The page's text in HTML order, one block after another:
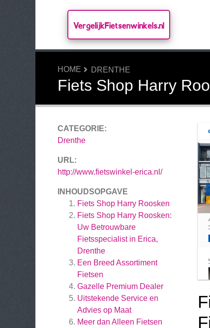
VergelijkFietsenwinkels.nl
HOME DRENTHE
Fiets Shop Harry
CATEGORIE:
Drenthe
URL:
http://www.fietswinkel-erica.nl/
INHOUDSOPGAVE
Fiets Shop Harry Roosken
Fiets Shop Harry Roosken:
Uw Betrouwbare
Fietsspecialist in Erica,
Drenthe
Een Breed Assortiment
Fietsen
Gazelle Premium Dealer
Uitstekende Service en
Advies op Maat
Meer dan Alleen Fietsen